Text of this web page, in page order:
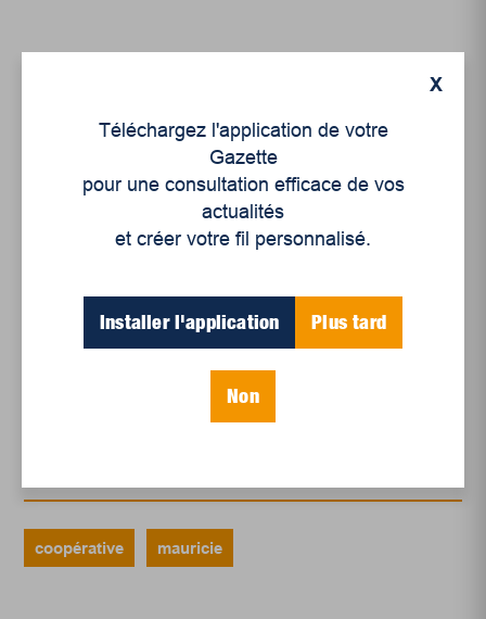
Articles récents
Un siècle de Mauriciennes dans la presse
Le sport professionnel féminin : en mouvement,
en croissance
Le sommeil, nouveau défi de santé publique
coopérative mauricie
X
Téléchargez l'application de votre
Gazette
pour une consultation efficace de vos
actualités
et créer votre fil personnalisé.
Installer l'application Plus tard
Non